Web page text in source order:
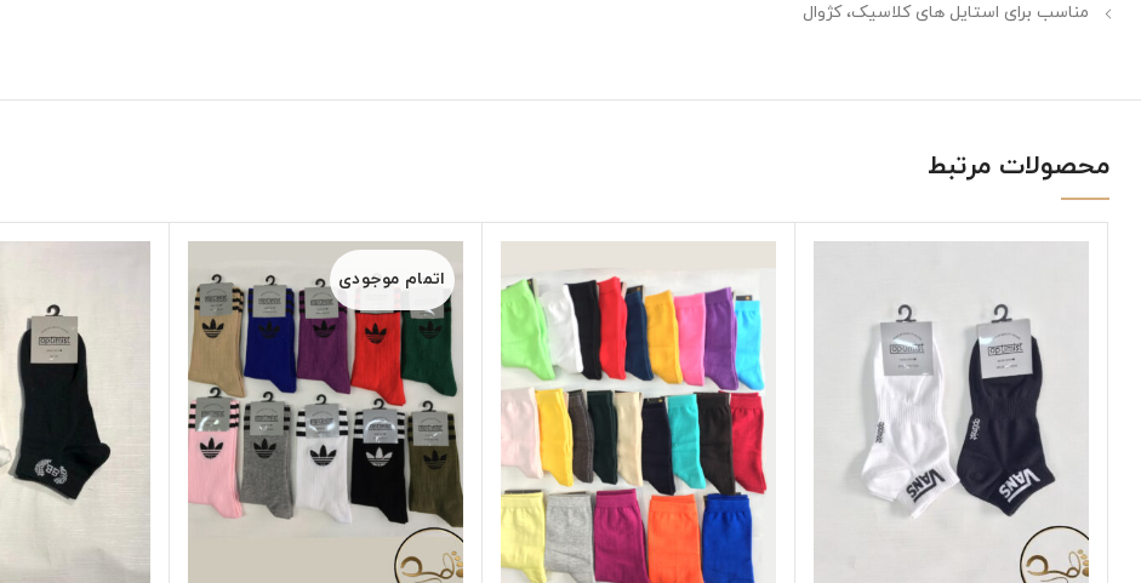
مناسب برای استایل های کلاسیک، کژوال
محصولات مرتبط
اتمام موجودی